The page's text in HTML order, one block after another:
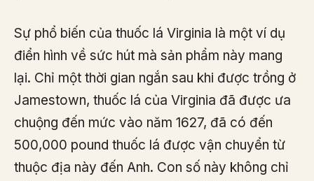
Sự phổ biến của thuốc lá Virginia là một ví dụ
điển hình về sức hút mà sản phẩm này mang
lại. Chỉ một thời gian ngắn sau khi được trồng ở
Jamestown, thuốc lá của Virginia đã được ưa
chuộng đến mức vào năm 1627, đã có đến
500,000 pound thuốc lá được vận chuyển từ
thuộc địa này đến Anh. Con số này không chỉ